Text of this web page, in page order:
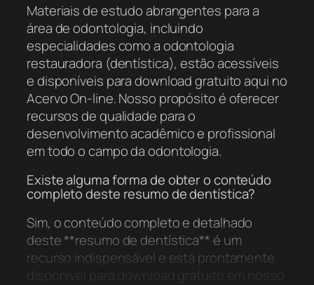
Materiais de estudo abrangentes para a
área de odontologia, incluindo
especialidades como a odontologia
restauradora (dentística), estão acessíveis
e disponíveis para download gratuito aqui no
Acervo On-line. Nosso propósito é oferecer
recursos de qualidade para o
desenvolvimento acadêmico e profissional
em todo o campo da odontologia.
Existe alguma forma de obter o conteúdo
completo deste resumo de dentística?
Sim, o conteúdo completo e detalhado
deste **resumo de dentística** é um
recurso indispensável e está prontamente
disponível para download gratuito em nosso